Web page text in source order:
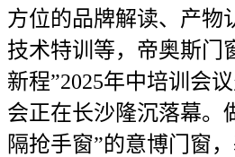
方位的品牌解读、产物
技术特训等，帝奥斯门
新程”2025年中培训会
会正在长沙隆沉落幕。
隔抢手窗”的意博门窗